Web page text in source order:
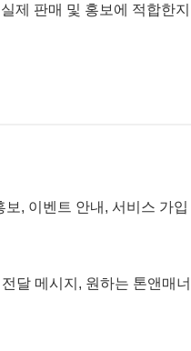
제 판매 및 홍보에 적합한지
, 이벤트 안내, 서비스 가입
달 메시지, 원하는 톤앤매너